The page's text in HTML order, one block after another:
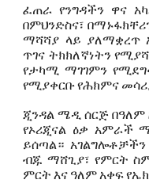
ፈጠራ የንግዳችን ዋና
በምህንድስና፣
ማሻሻያ ላይ ያለማቋረጥ
ጥገና ትክክለኛነትን
የታካሚ ማገገምን
የሚያቀርቡ የሕክምና
ጂንዳል ሜዲ ሰርጅ በዓለም
የኦሪጂናል ዕቃ አምራች
ይሰጣል።
ብጁ ማሸጊያ፣ የምርት
ምርት እና ዓለም አቀፍ